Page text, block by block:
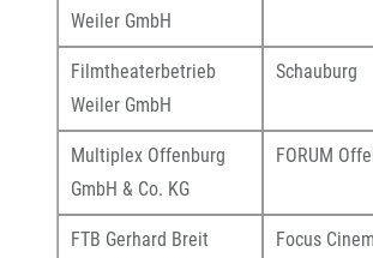
Weiler GmbH
Filmtheaterbetrieb
Weiler GmbH
Schauburg
Multiplex Offenburg
GmbH & Co. KG
FORUM
FTB Gerhard Breit
Focus